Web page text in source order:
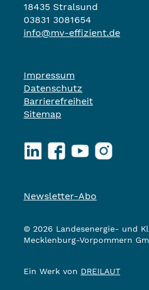
18435 Stralsund
03831 3081654
info@mv-effizient.de
Impressum
Datenschutz
Barrierefreiheit
Sitemap
LinkedInFacebookYouTubeInstagram
Newsletter-Abo
© 2026 Landesenergie- und
Mecklenburg-Vorpommern
Ein Werk von DREILAUT